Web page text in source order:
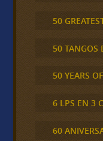
50
50 TANGOS
50 YEARS
6 LPS EN 3
60